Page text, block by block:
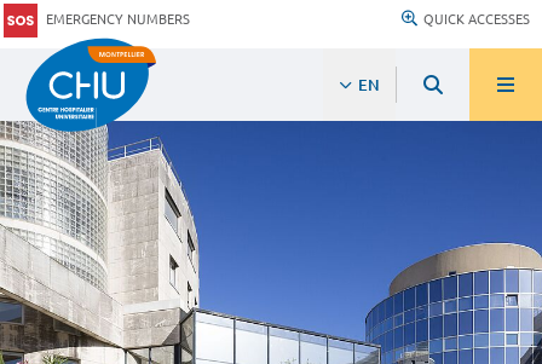
EMERGENCY NUMBERS QUICK ACCESSES
EN